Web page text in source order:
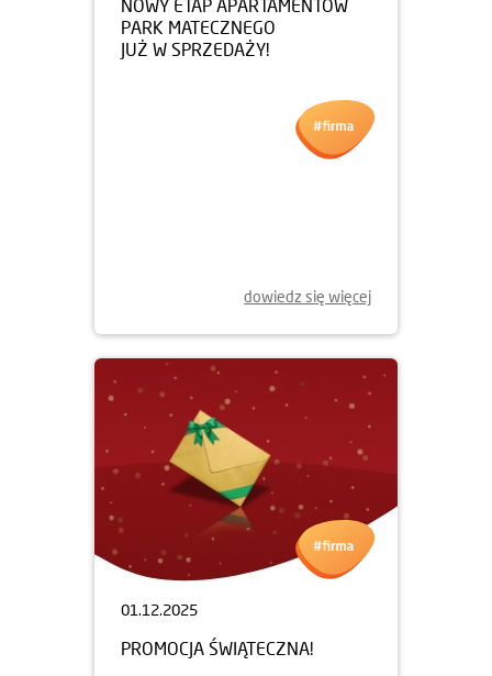
dowiedz się więcej
01.12.2025
PROMOCJA ŚWIĄTECZNA!